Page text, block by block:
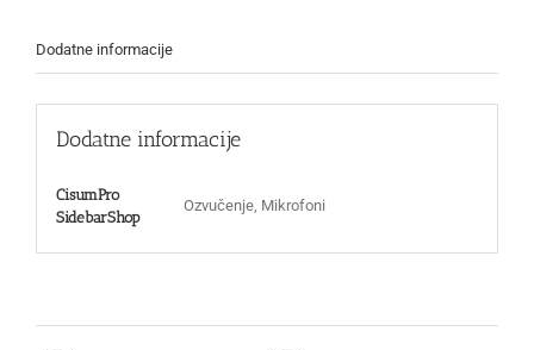
Dodatne informacije
Dodatne informacije
CisumPro
SidebarShop
Ozvučenje, Mikrofoni